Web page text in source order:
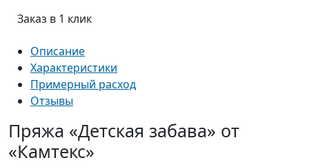
Заказ в 1 клик
Описание
Характеристики
Примерный расход
Отзывы
Пряжа «Детская забава» от
«Камтекс»